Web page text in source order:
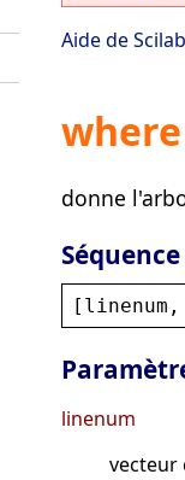
Aide de Scilab
where
donne
[ linenum ,
linenum
vecteur